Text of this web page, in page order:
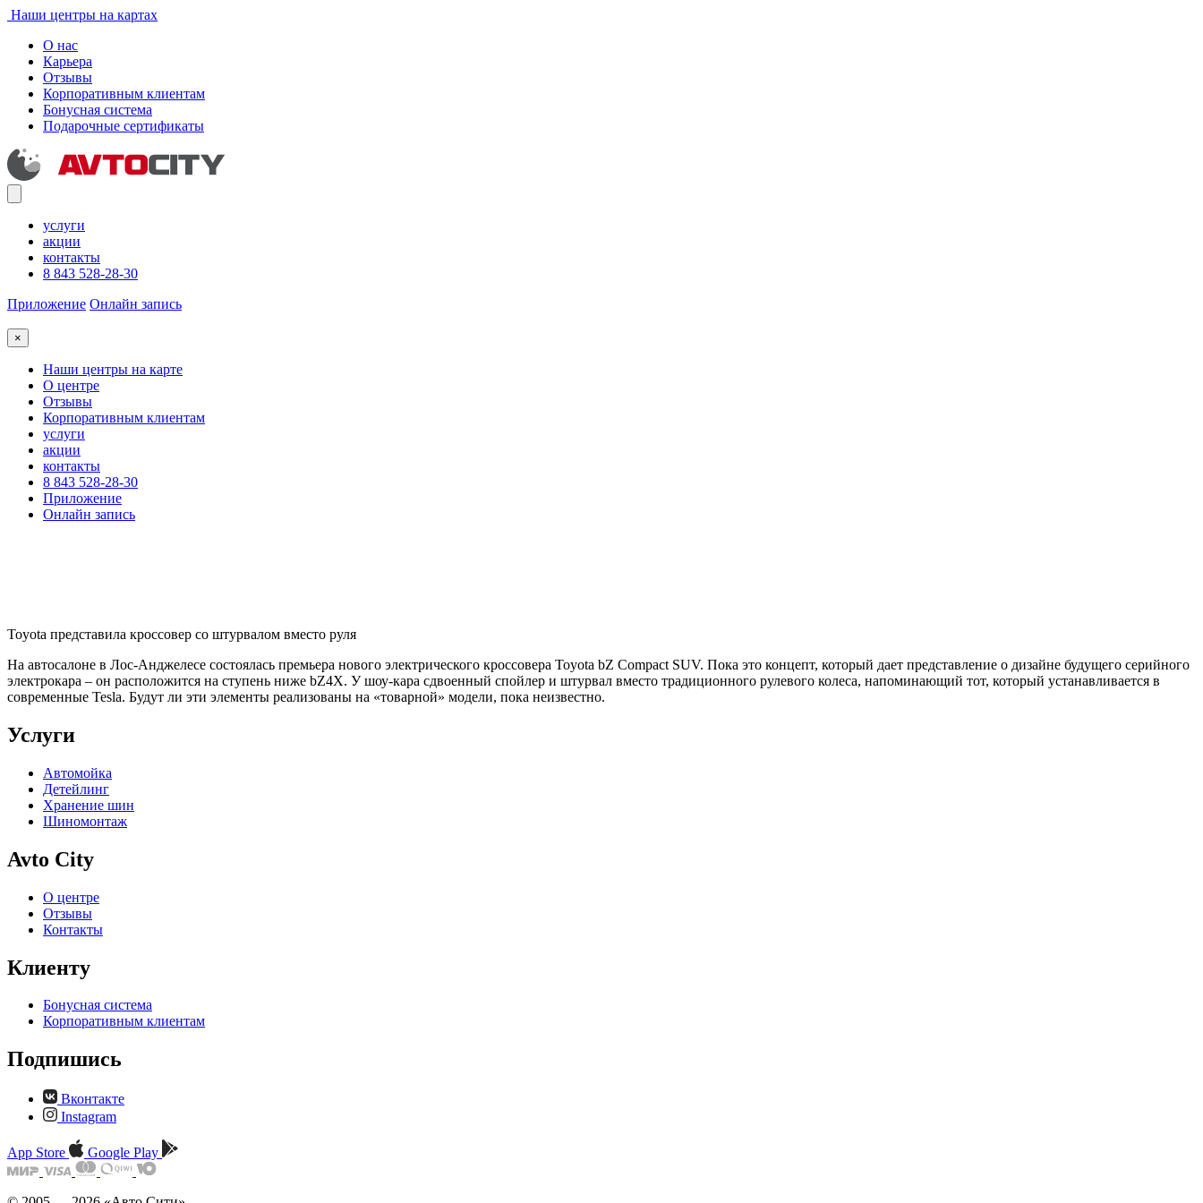
Наши центры на картах
О нас
Карьера
Отзывы
Корпоративным клиентам
Бонусная система
Подарочные сертификаты
услуги
акции
контакты
8 843 528-28-30
Приложение Онлайн запись
×
Наши центры на карте
О центре
Отзывы
Корпоративным клиентам
услуги
акции
контакты
8 843 528-28-30
Приложение
Онлайн запись
Toyota представила кроссовер со штурвалом вместо руля
На автосалоне в Лос-Анджелесе состоялась премьера нового электрического кроссовера Toyota bZ Compact SUV. Пока это концепт, который дает представление о дизайне будущего серийного
электрокара – он расположится на ступень ниже bZ4X. У шоу-кара сдвоенный спойлер и штурвал вместо традиционного рулевого колеса, напоминающий тот, который устанавливается в
современные Tesla. Будут ли эти элементы реализованы на «товарной» модели, пока неизвестно.
Услуги
Автомойка
Детейлинг
Хранение шин
Шиномонтаж
Avto City
О центре
Отзывы
Контакты
Клиенту
Бонусная система
Корпоративным клиентам
Подпишись
Вконтакте
Instagram
App Store Google Play